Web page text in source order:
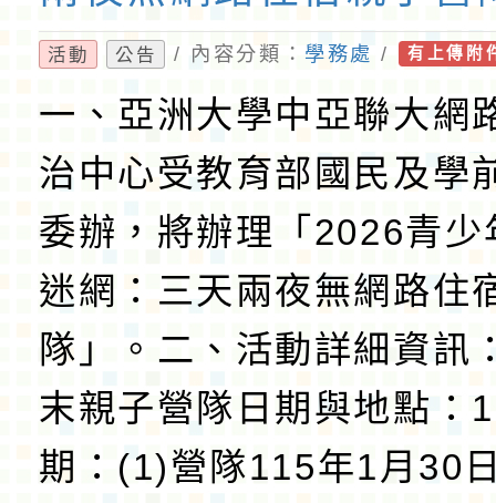
活動 公告 / 內容分類： 學務處 / 有上傳附
一、亞洲大學中亞聯大網
治中心受教育部國民及學
委辦，將辦理「2026青少
迷網：三天兩夜無網路住
隊」。二、活動詳細資訊
末親子營隊日期與地點：
期：(1)營隊115年1月30